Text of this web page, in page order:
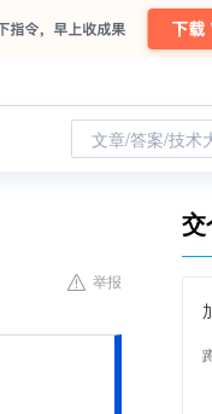
文章/答案/技术
举报